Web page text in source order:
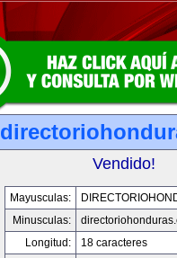
Vendido!
Mayusculas:
Minusculas:
Longitud:
18 caracteres